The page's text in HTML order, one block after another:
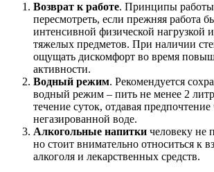
Возврат к работе. Принципы работы
пересмотреть, если прежняя работа
интенсивной физической нагрузкой
тяжелых предметов. При наличии
ощущать дискомфорт во время
активности.
Водный режим. Рекомендуется
водный режим – пить не менее 2
течение суток, отдавая предпочтение
негазированной воде.
Алкогольные напитки человеку не
но стоит внимательно относиться к
алкоголя и лекарственных средств.